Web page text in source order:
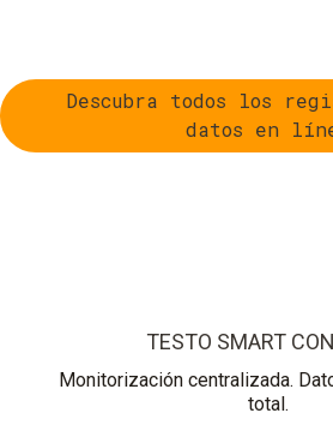
Descubra todos los
datos en
TESTO SMART
Monitorización centralizada.
total.